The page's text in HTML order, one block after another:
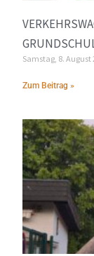
Samstag, 8. August
Zum Beitrag »